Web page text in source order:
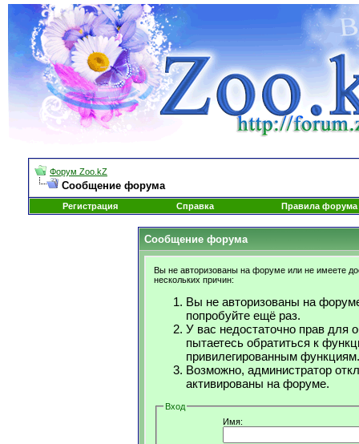
Форум Zoo.kZ
Сообщение форума
Регистрация Справка Правила форума
Сообщение форума
Вы не авторизованы на форуме или не имеете
нескольких причин:
Вы не авторизованы на
попробуйте ещё раз.
У вас недостаточно прав для
пытаетесь обратиться к
привилегированным функциям.
Возможно, администратор
активированы на форуме.
Вход
Имя: